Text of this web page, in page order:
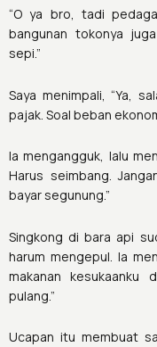
“O ya bro, tadi
bangunan tokonya
sepi.”
Saya menimpali, “Ya,
pajak. Soal beban
Ia mengangguk, lalu
Harus seimbang.
bayar segunung.”
Singkong di bara api
harum mengepul. Ia
makanan kesukaanku
pulang.”
Ucapan itu membuat